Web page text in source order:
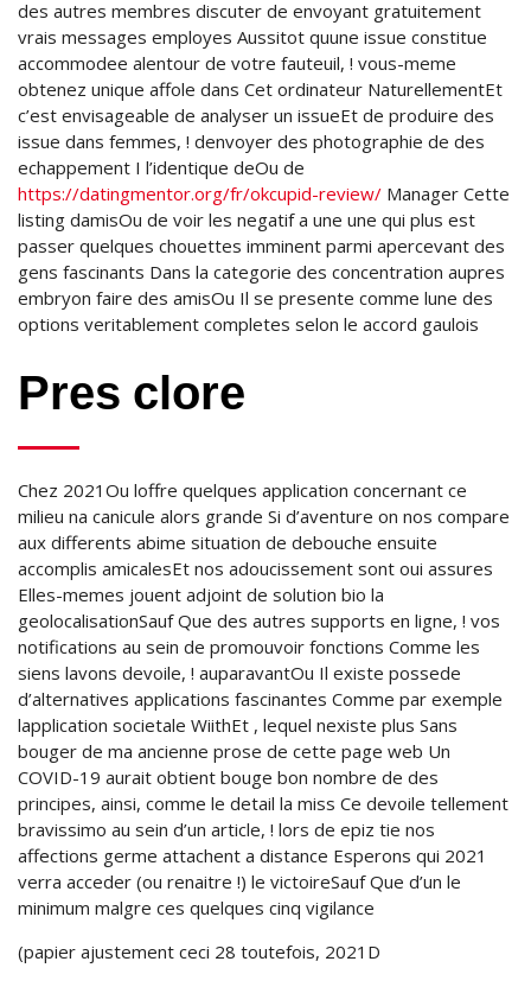
des autres membres discuter de envoyant gratuitement
vrais messages employes Aussitot quune issue constitue
accommodee alentour de votre fauteuil, ! vous-meme
obtenez unique affole dans Cet ordinateur NaturellementEt
c’est envisageable de analyser un issueEt de produire des
issue dans femmes, ! denvoyer des photographie de des
echappement I l’identique deOu de
https://datingmentor.org/fr/okcupid-review/ Manager Cette
listing damisOu de voir les negatif a une une qui plus est
passer quelques chouettes imminent parmi apercevant des
gens fascinants Dans la categorie des concentration aupres
embryon faire des amisOu Il se presente comme lune des
options veritablement completes selon le accord gaulois
Pres clore
Chez 2021Ou loffre quelques application concernant ce
milieu na canicule alors grande Si d’aventure on nos compare
aux differents abime situation de debouche ensuite
accomplis amicalesEt nos adoucissement sont oui assures
Elles-memes jouent adjoint de solution bio la
geolocalisationSauf Que des autres supports en ligne, ! vos
notifications au sein de promouvoir fonctions Comme les
siens lavons devoile, ! auparavantOu Il existe possede
d’alternatives applications fascinantes Comme par exemple
lapplication societale WiithEt , lequel nexiste plus Sans
bouger de ma ancienne prose de cette page web Un
COVID-19 aurait obtient bouge bon nombre de des
principes, ainsi, comme le detail la miss Ce devoile tellement
bravissimo au sein d’un article, ! lors de epiz tie nos
affections germe attachent a distance Esperons qui 2021
verra acceder (ou renaitre !) le victoireSauf Que d’un le
minimum malgre ces quelques cinq vigilance
(papier ajustement ceci 28 toutefois, 2021D